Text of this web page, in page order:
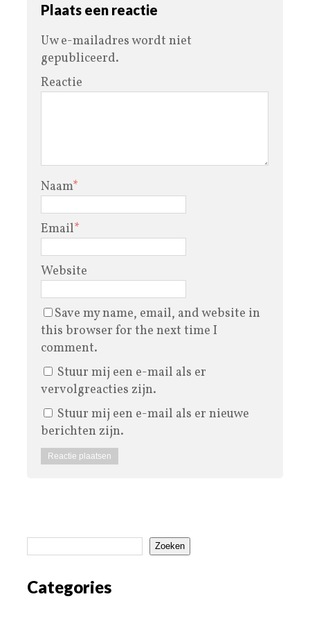
Plaats een reactie
Uw e-mailadres wordt niet
gepubliceerd.
Reactie
Naam*
Email*
Website
Save my name, email, and website in
this browser for the next time I
comment.
Stuur mij een e-mail als er
vervolgreacties zijn.
Stuur mij een e-mail als er nieuwe
berichten zijn.
Zoeken
Categories